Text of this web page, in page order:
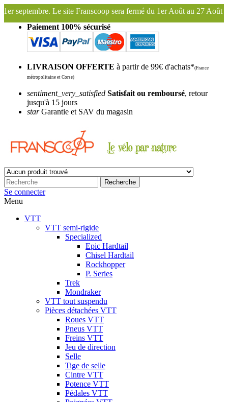
sera fermé du 1er Août au 27 Août inclus. Bonnes vacances !
Paiement 100% sécurisé
LIVRAISON OFFERTE à partir de 99€ d'achats*(France
métropolitaine et Corse)
sentiment_very_satisfied Satisfait ou remboursé, retour
jusqu'à 15 jours
starGarantie et SAV du magasin
Recherche
Se connecter
Menu
VTT
VTT semi-rigide
Specialized
Epic Hardtail
Chisel Hardtail
Rockhopper
P. Series
Trek
Mondraker
VTT tout suspendu
Pièces détachées VTT
Roues VTT
Pneus VTT
Freins VTT
Jeu de direction
Selle
Tige de selle
Cintre VTT
Potence VTT
Pédales VTT